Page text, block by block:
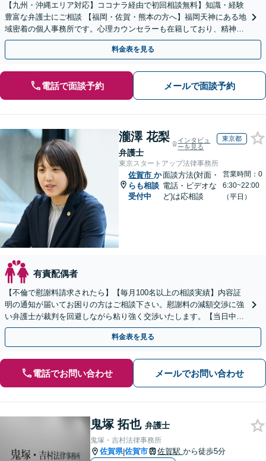
【九州・沖縄エリア対応】ココナラ経由で初回相談無料】知識・経験
豊富な弁護士にご相談 【福岡・佐賀・熊本の方へ】福岡天神にある地
域密着の個人事務所です。心理カウンセラーも在籍しており、精神的
に不安な方にも安心してご相談頂けます
料金表を見る
電話で面談予約 メールで面談予約
瀧澤 花梨
弁護士
インタビュ
ーを見る
東京都
東京スタートアップ法律事務所
佐賀市 か
らも相談
受付中
面談方法(対面・
電話・ビデオな
ど)は応相談
営業時間：0
6:30~22:00
（平日）
有責配偶者
【不倫で慰謝料請求されたら】【毎月100名以上の相談実績】内容証
明の通知が届いてお困りの方はご相談下さい。慰謝料の減額交渉に強
い弁護士が裁判を回避しながら粘り強く交渉いたします。【当日中の
相談可(予約制)】【全国対応】
料金表を見る
電話でお問い合わせ メールでお問い合わせ
鬼塚 拓也 弁護士
鬼塚・吉村法律事務所
佐賀県|佐賀市 佐賀駅 から徒歩5分